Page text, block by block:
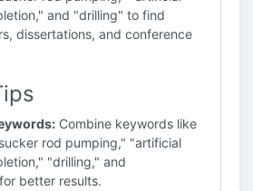
and "drilling" to find
dissertations, and conference
Combine keywords like
rod pumping," "artificial
"drilling," and
better results.